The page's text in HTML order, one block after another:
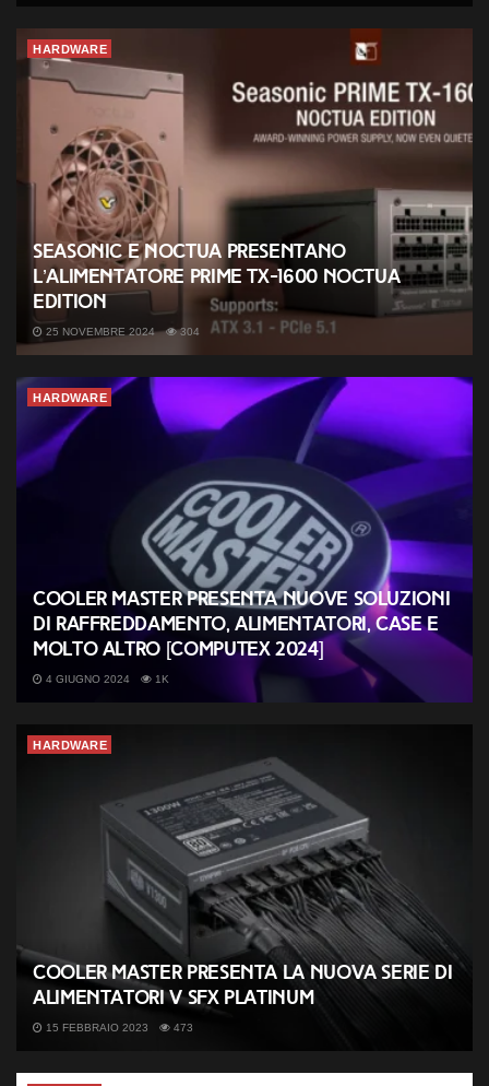
HARDWARE
Seasonic e Noctua presentano
l’alimentatore PRIME TX-1600 Noctua
Edition
25 NOVEMBRE 2024 304
HARDWARE
Cooler Master presenta nuove soluzioni
di raffreddamento, alimentatori, case e
molto altro [COMPUTEX 2024]
4 GIUGNO 2024 1K
HARDWARE
Cooler Master presenta la nuova serie di
alimentatori V SFX Platinum
15 FEBBRAIO 2023 473